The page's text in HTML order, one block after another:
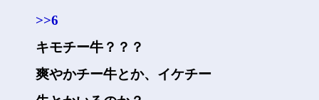
>>6
キモチー牛？？？
爽やかチー牛とか、イケチー